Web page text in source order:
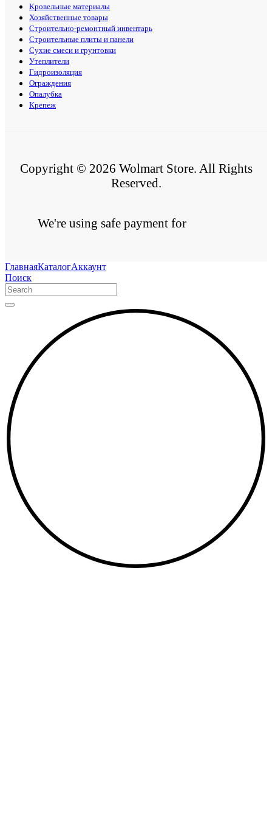
Кровельные материалы
Хозяйственные товары
Строительно-ремонтный инвентарь
Строительные плиты и панели
Сухие смеси и грунтовки
Утеплители
Гидроизоляция
Ограждения
Опалубка
Крепеж
Copyright © 2026 Wolmart Store. All Rights
Reserved.
We're using safe payment for
ГлавнаяКаталогАккаунт
Поиск